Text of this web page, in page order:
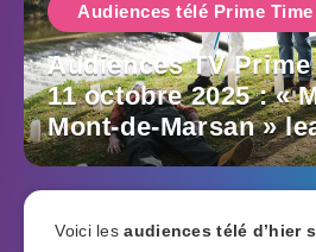
Audiences télé Prime Time
Audiences TV
11 octobre 2025 : «
Mont-de-Marsan »
Voici lesaudiences télé d’hier